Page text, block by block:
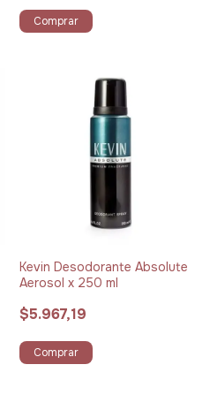
Comprar
Kevin Desodorante Absolute
Aerosol x 250 ml
$5.967,19
Comprar